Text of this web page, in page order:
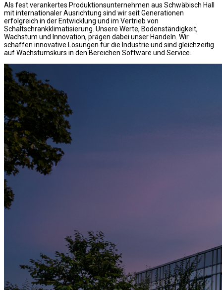
Als fest verankertes Produktionsunternehmen aus Schwäbisch Hall
mit internationaler Ausrichtung sind wir seit Generationen
erfolgreich in der Entwicklung und im Vertrieb von
Schaltschrankklimatisierung. Unsere Werte, Bodenständigkeit,
Wachstum und Innovation, prägen dabei unser Handeln. Wir
schaffen innovative Lösungen für die Industrie und sind gleichzeitig
auf Wachstumskurs in den Bereichen Software und Service.